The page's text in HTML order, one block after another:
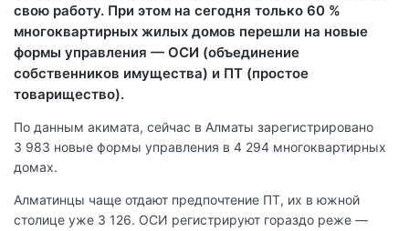
свою работу. При этом на сегодня только 60 %
многоквартирных жилых домов перешли на новые
формы управления — ОСИ (объединение
собственников имущества) и ПТ (простое
товарищество).
По данным акимата, сейчас в Алматы зарегистрировано
3 983 новые формы управления в 4 294 многоквартирных
домах.
Алматинцы чаще отдают предпочтение ПТ, их в южной
столице уже 3 126. ОСИ регистрируют гораздо реже —